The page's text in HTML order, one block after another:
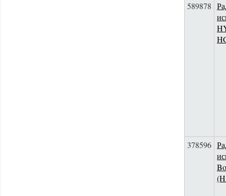
589878
378596